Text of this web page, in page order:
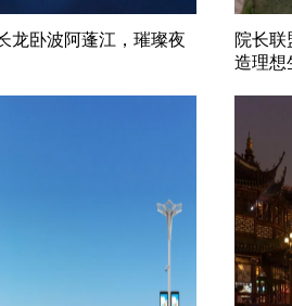
龙卧波阿蓬江，璀璨夜
院长联
造理想